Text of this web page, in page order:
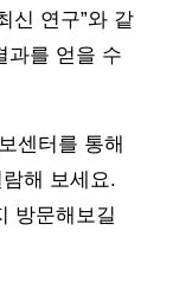
신 연구”와 같
과를 얻을 수
센터를 통해
해 보세요.
방문해보길